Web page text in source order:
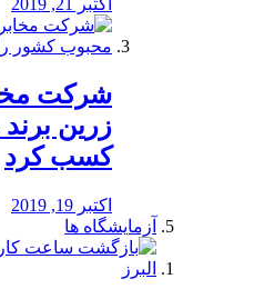
اکتبر 21, 2019
شرکت
زرین
کسب کرد
اکتبر 19, 2019
آزمایشگاه ها